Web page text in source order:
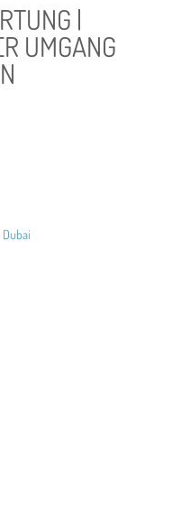
|
UMGANG
Dubai